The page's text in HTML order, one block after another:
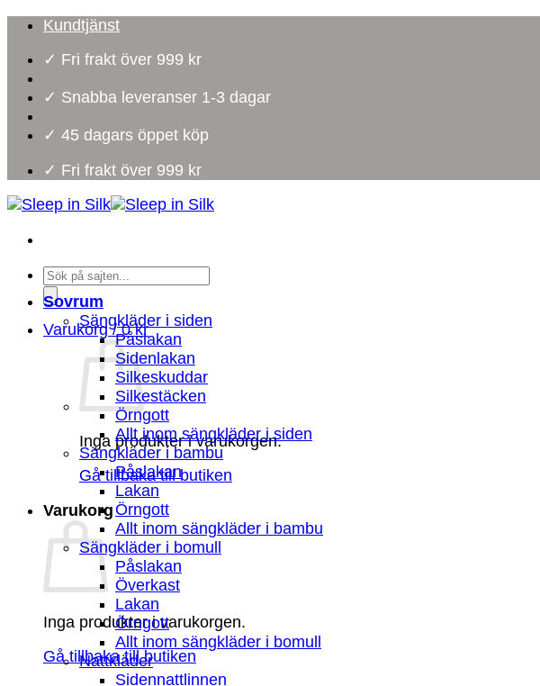
Skip
content
Kundtjänst
✓ Fri frakt över 999 kr
✓ Snabba leveranser 1-3 dagar
✓ 45 dagars öppet köp
✓ Fri frakt över 999 kr
Products
search
Varukorg /0kr
Inga produkter i varukorgen.
Gå tillbaka till butiken
Varukorg
Inga produkter i varukorgen.
Gå tillbaka till butiken
Sovrum
Sängkläder i siden
Påslakan
Sidenlakan
Silkeskuddar
Silkestäcken
Örngott
Allt inom sängkläder i siden
Sängkläder i bambu
Påslakan
Lakan
Örngott
Allt inom sängkläder i bambu
Sängkläder i bomull
Påslakan
Överkast
Lakan
Örngott
Allt inom sängkläder i bomull
Nattkläder
Sidennattlinnen